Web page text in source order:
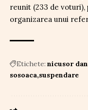
reunit (233 de
organizarea unui
Etichete: nicusor dan
sosoaca suspendare